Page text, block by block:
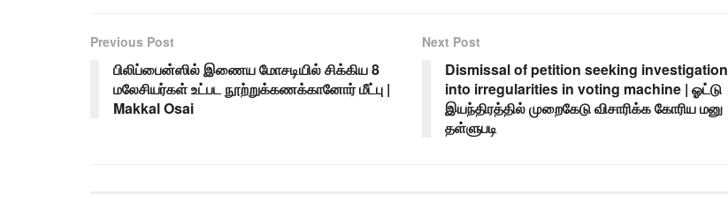
Previous Post
பிலிப்பைன்ஸில் இணைய மோசடியில் சிக்கிய 8
மலேசியர்கள் உட்பட நூற்றுக்கணக்கானோர் மீட்பு |
Makkal Osai
Next Post
Dismissal of petition seeking investigation
into irregularities in voting machine | ஓட்டு
இயந்திரத்தில் முறைகேடு விசாரிக்க கோரிய மனு
தள்ளுபடி